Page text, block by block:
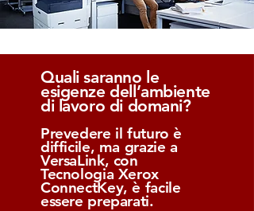
Quali saranno le
esigenze dell’ambiente
di lavoro di domani?
Prevedere il futuro è
difficile, ma grazie a
VersaLink, con
Tecnologia Xerox
ConnectKey, è facile
essere preparati.